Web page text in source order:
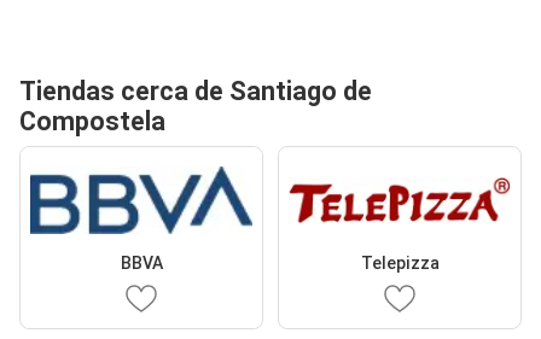
Tiendas cerca de Santiago de
Compostela
BBVA Telepizza